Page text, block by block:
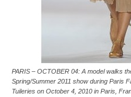
PARIS – OCTOBER 04: A model walks
Spring/Summer 2011 show during Paris
Tuileries on October 4, 2010 in Paris,